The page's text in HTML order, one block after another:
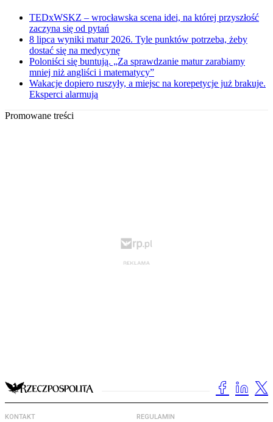
TEDxWSKZ – wrocławska scena idei, na której przyszłość
zaczyna się od pytań
8 lipca wyniki matur 2026. Tyle punktów potrzeba, żeby
dostać się na medycynę
Poloniści się buntują. „Za sprawdzanie matur zarabiamy
mniej niż angliści i matematycy”
Wakacje dopiero ruszyły, a miejsc na korepetycje już brakuje.
Eksperci alarmują
Promowane treści
KONTAKT REGULAMIN